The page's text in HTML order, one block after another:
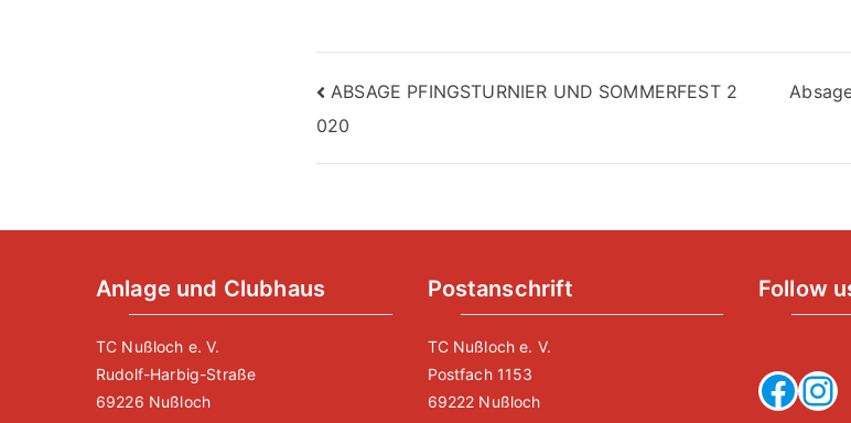
Beitragsnavigation
ABSAGE PFINGSTURNIER UND SOMMERFEST 2
020
Anlage und Clubhaus
TC Nußloch e. V.
Rudolf-Harbig-Straße
69226 Nußloch
Postanschrift
TC Nußloch e. V.
Postfach 1153
69222 Nußloch
Follow